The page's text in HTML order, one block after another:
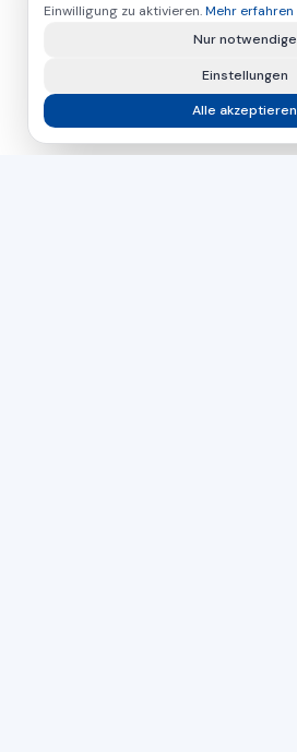
Einwilligung zu aktivieren. Mehr erfahren
Nur notwendige
Einstellungen
Alle akzeptieren